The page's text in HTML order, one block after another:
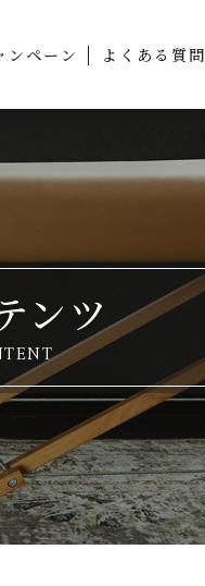
ンペーン よくある質問
ンツ